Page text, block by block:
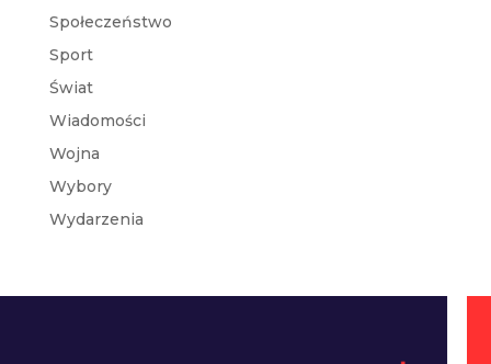
Społeczeństwo
Sport
Świat
Wiadomości
Wojna
Wybory
Wydarzenia